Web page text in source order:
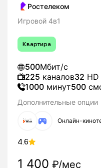
Ростелеком
Игровой 4в1
Квартира
500Мбит/с
225 каналов32 HD
1000 минут500
Дополнительные опции
Онлайн-
4.6
1 400 ₽/мес